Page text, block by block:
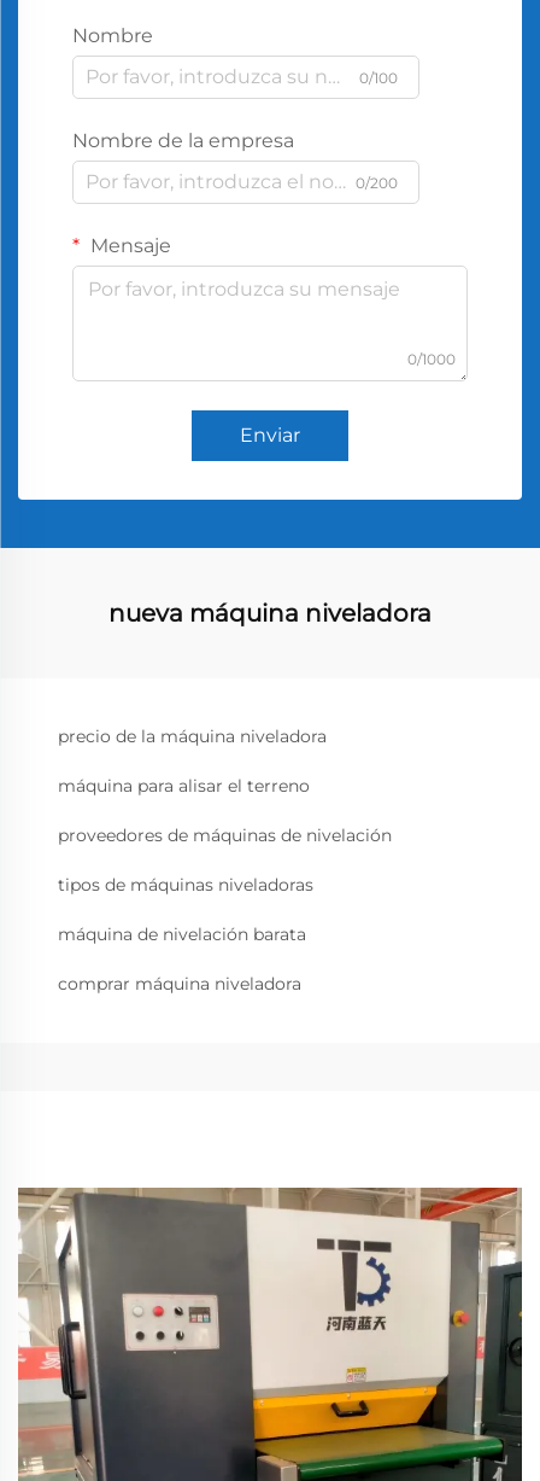
Nombre
0/100
Nombre de la empresa
0/200
Mensaje
0/1000
Enviar
nueva máquina niveladora
precio de la máquina niveladora
máquina para alisar el terreno
proveedores de máquinas de nivelación
tipos de máquinas niveladoras
máquina de nivelación barata
comprar máquina niveladora